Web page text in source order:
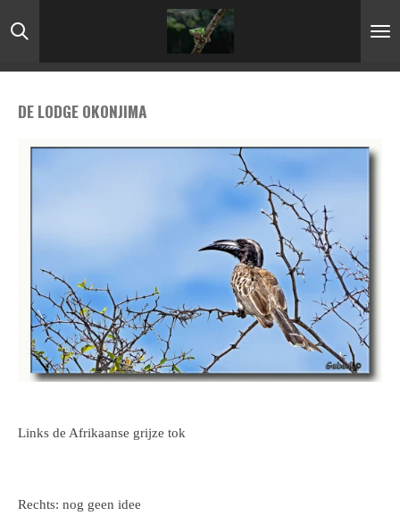
Ga
direct
hoofdinhoud
DE LODGE OKONJIMA
Links de Afrikaanse grijze tok
Rechts: nog geen idee